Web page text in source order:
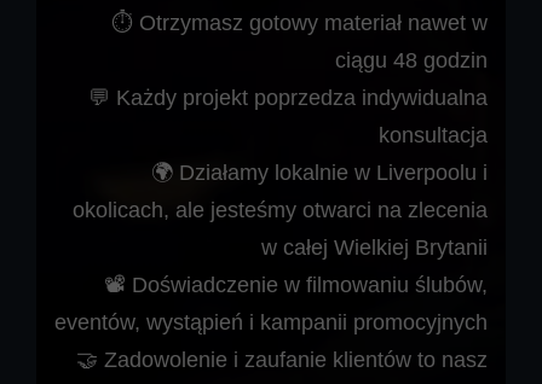
⏱ Otrzymasz gotowy materiał nawet w
ciągu 48 godzin
💬 Każdy projekt poprzedza indywidualna
konsultacja
🌍 Działamy lokalnie w Liverpoolu i
okolicach, ale jesteśmy otwarci na zlecenia
w całej Wielkiej Brytanii
📽 Doświadczenie w filmowaniu ślubów,
eventów, wystąpień i kampanii promocyjnych
🤝 Zadowolenie i zaufanie klientów to nasz